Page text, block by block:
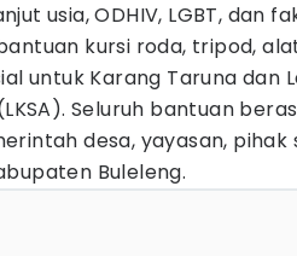
usia, ODHIV, LGBT, dan
kursi roda, tripod,
untuk Karang Taruna dan
Seluruh bantuan
desa, yayasan, pihak
Buleleng.